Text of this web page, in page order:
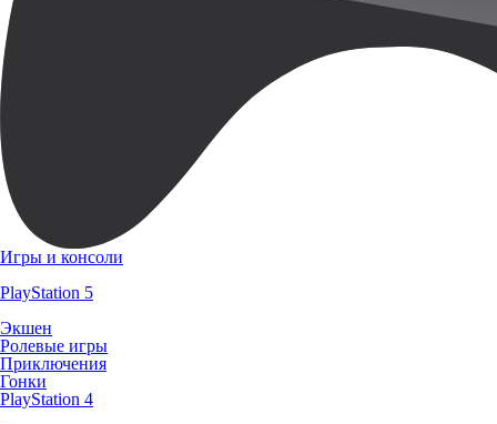
Игры и консоли
PlayStation 5
Экшен
Ролевые игры
Приключения
Гонки
PlayStation 4